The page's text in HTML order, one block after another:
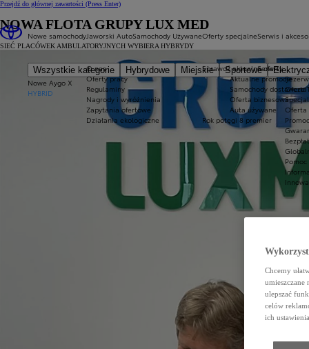
Przejdź do głównej zawartości (Press Enter)
Nowe samochody
Wszystkie kategorie Hybrydowe Miejskie Sportowe
Nowe Aygo X
HYBRID
Jaworski Auto
O nas
Oferty pracy
Regulaminy
Nagrody i wyróżnienia
Zapytania ofertowe
Działania ekologiczne
Samochody UżywaneOferty specjalne
Sprawdź aktualne oferty
Aktualne promocje
Samochody dostawcze
Oferta biznesowa
Auta używane
Rok potęgi 8 premier
Serwis i
Serwis
Oferta
Oferta
NOWA FLOTA GRUPY LUX MED
SIEĆ PLACÓWEK AMBULATORYJNYCH WYBIERA HYBRYDY
Chcemy
ulepszać
celów
ich